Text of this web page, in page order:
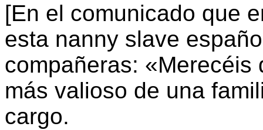
[En el comunicado que
esta nanny slave
compañeras:
más valioso de una
cargo.